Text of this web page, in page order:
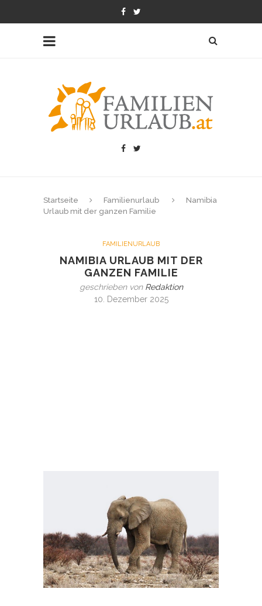
Startseite Familienurlaub
Namibia
Urlaub mit der ganzen Familie
FAMILIENURLAUB
NAMIBIA URLAUB MIT DER
GANZEN FAMILIE
geschrieben von Redaktion
10. Dezember 2025